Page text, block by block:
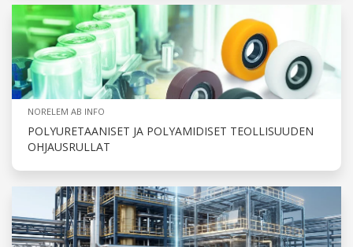
NORELEM AB INFO
POLYURETAANISET JA POLYAMIDISET TEOLLISUUDEN
OHJAUSRULLAT